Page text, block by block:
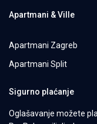
Apartmani & Ville
Apartmani Zagreb
Apartmani Split
Sigurno plaćanje
Oglašavanje možete